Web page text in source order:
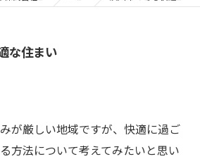
な住まい
が厳しい地域ですが、快適に過ご
方法について考えてみたいと思い